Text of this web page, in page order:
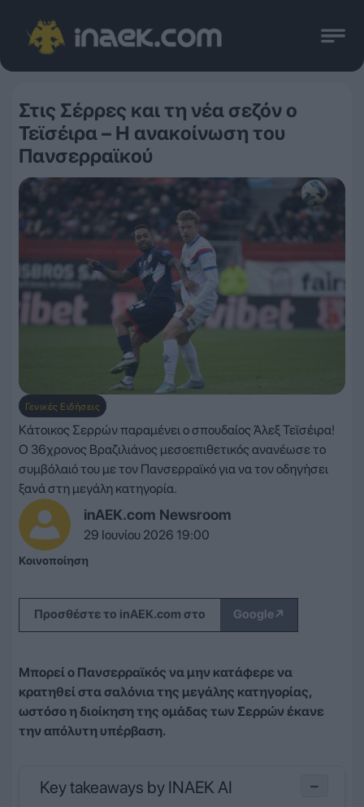
Στις Σέρρες και τη νέα σεζόν ο
Τεϊσέιρα – Η ανακοίνωση του
Πανσερραϊκού
Γενικές Ειδήσεις
inAEK.com Newsroom
29 Ιουνίου 2026 19:00
Κάτοικος Σερρών παραμένει ο σπουδαίος Άλεξ Τεϊσέιρα!
Ο 36χρονος Βραζιλιάνος μεσοεπιθετικός ανανέωσε το
συμβόλαιό του με τον Πανσερραϊκό για να τον οδηγήσει
ξανά στη μεγάλη κατηγορία.
Κοινοποίηση
Προσθέστε το inAEK.com στο Google↗
Μπορεί ο Πανσερραϊκός να μην κατάφερε να
κρατηθεί στα σαλόνια της μεγάλης κατηγορίας,
ωστόσο η διοίκηση της ομάδας των Σερρών έκανε
την απόλυτη υπέρβαση.
Key takeaways by INAEK AI −